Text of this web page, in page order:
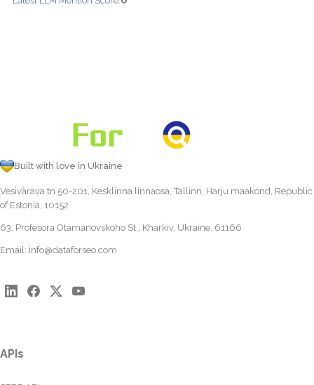
Built with love in Ukraine
Vesivärava tn 50-201, Kesklinna linnaosa, Tallinn, Harju maakond, Republic
of Estonia, 10152
63, Profesora Otamanovskoho St., Kharkiv, Ukraine, 61166
Email: info@dataforseo.com
APIs